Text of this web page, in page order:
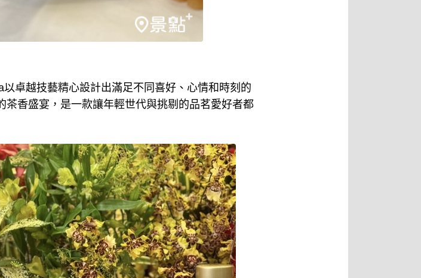
卓越技藝精心設計出滿足不同喜好、心情和時刻的
香盛宴，是一款讓年輕世代與挑剔的品茗愛好者都